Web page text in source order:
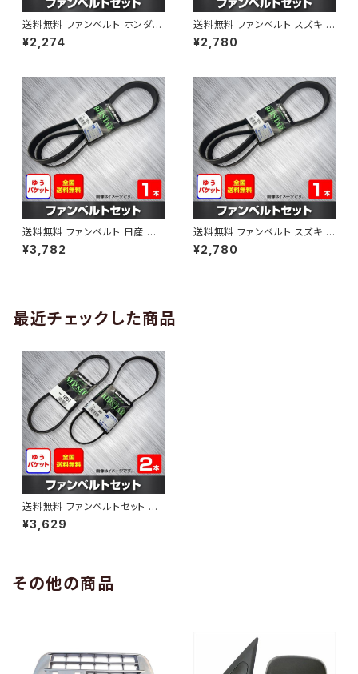
送料無料 ファンベルト ホンダ フ
ィット 型式GE6 H19.10～H25.
09 （国内トップメーカー） 1本 H
¥2,274
送料無料 ファンベルト スズキ ス
ペーシア 型式MK32S H25.03
～H30.02 （国内トップメーカ
¥2,780
送料無料 ファンベルト 日産 キ
ューブ 型式Z12 H20.11～H24.
10 （国内トップメーカー） 1本 H
¥3,782
送料無料 ファンベルト スズキ ワ
ゴンR 型式MH34S H24.09～
H29.02 （国内トップメーカー）
¥2,780
最近チェックした商品
送料無料 ファンベルトセット ス
バル レガシィB4 型式BL5 H15.
02～H21.05 （国内トップメーカ
¥3,629
その他の商品